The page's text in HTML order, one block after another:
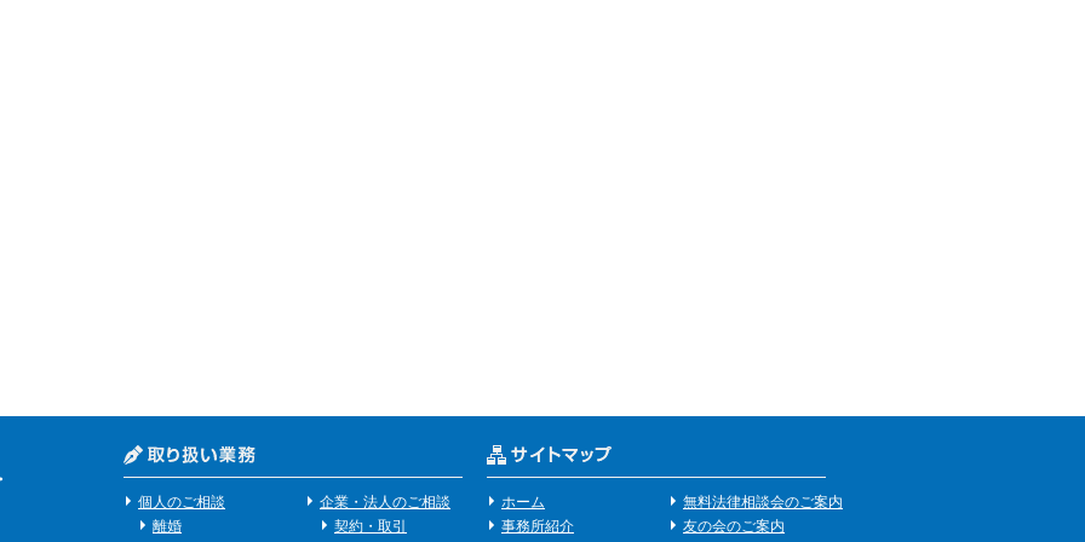
個人のご相談
離婚
企業・法人のご相談
契約・取引
ホーム
事務所紹介
無料法律相談会のご案内
友の会のご案内